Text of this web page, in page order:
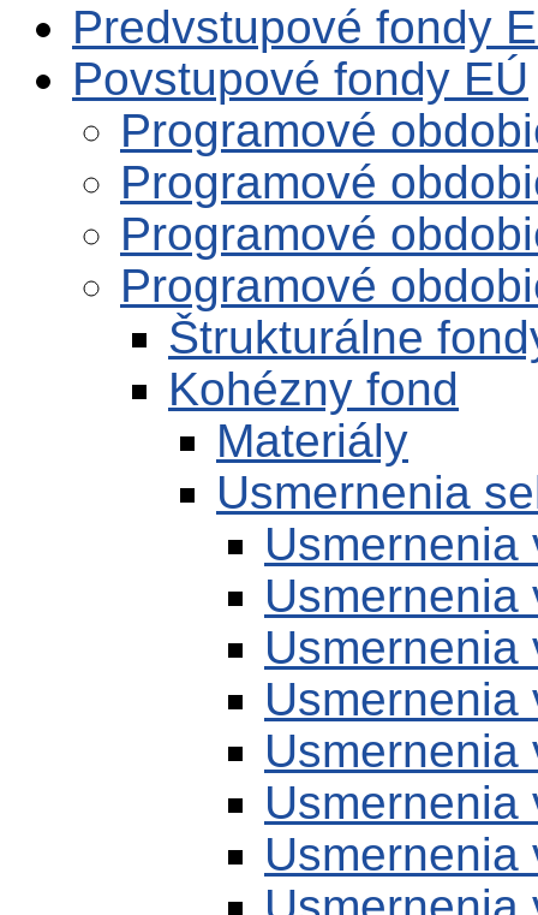
Predvstupové fondy
Povstupové fondy EÚ
Programové
Programové
Programové
Programové
Štrukturálne
Kohézny fond
Materiály
Usmernenia
Usmernenia
Usmernenia
Usmernenia
Usmernenia
Usmernenia
Usmernenia
Usmernenia